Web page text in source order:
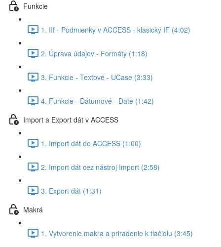
Funkcie
1. IIf - Podmienky v ACCESS - klasický IF (4:02)
2. Úprava údajov - Formáty (1:18)
3. Funkcie - Textové - UCase (3:33)
4. Funkcie - Dátumové - Date (1:42)
Import a Export dát v ACCESS
1. Import dát do ACCESS (1:00)
2. Import dát cez nástroj Import (2:58)
3. Export dát (1:31)
Makrá
1. Vytvorenie makra a priradenie k tlačidlu (3:45)